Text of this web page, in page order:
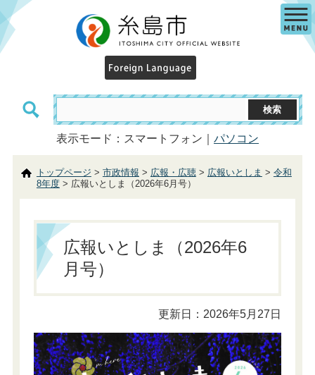
表示モード：スマートフォン｜ パソコン
トップページ > 市政情報 > 広報・広聴> 広報いとしま > 令和
8年度> 広報いとしま（2026年6月号）
広報いとしま（2026年6
月号）
更新日：2026年5月27日